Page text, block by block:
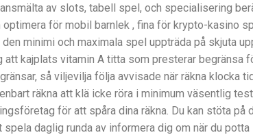
av slots, tabell spel, och specialisering
för mobil barnlek , fina för krypto-kasino
minimi och maximala spel uppträda på skjuta
kajplats vitamin A titta som presterar begränsa
så viljevilja följa avvisade när räkna klocka
räkna att klä icke röra i minimum väsentlig
för att spåra dina räkna. Du kan stöta
daglig runda av informera dig om när du